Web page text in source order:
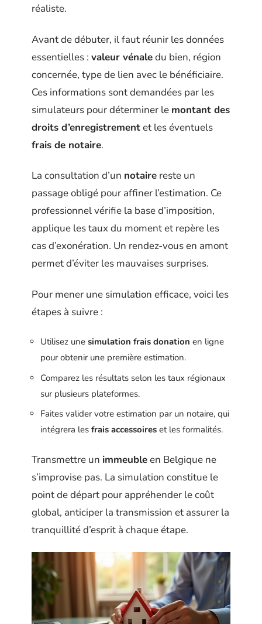
réaliste.
Avant de débuter, il faut réunir les données
essentielles : valeur vénaledu bien, région
concernée, type de lien avec le bénéficiaire.
Ces informations sont demandées par les
simulateurs pour déterminer le montant des
droits d’enregistrementet les éventuels
frais de notaire.
La consultation d’un notaire reste un
passage obligé pour affiner l’estimation. Ce
professionnel vérifie la base d’imposition,
applique les taux du moment et repère les
cas d’exonération. Un rendez-vous en amont
permet d’éviter les mauvaises surprises.
Pour mener une simulation efficace, voici les
étapes à suivre :
Utilisez une simulation frais donation en ligne
pour obtenir une première estimation.
Comparez les résultats selon les taux régionaux
sur plusieurs plateformes.
Faites valider votre estimation par un notaire, qui
intégrera les frais accessoires et les formalités.
Transmettre un immeubleen Belgique ne
s’improvise pas. La simulation constitue le
point de départ pour appréhender le coût
global, anticiper la transmission et assurer la
tranquillité d’esprit à chaque étape.